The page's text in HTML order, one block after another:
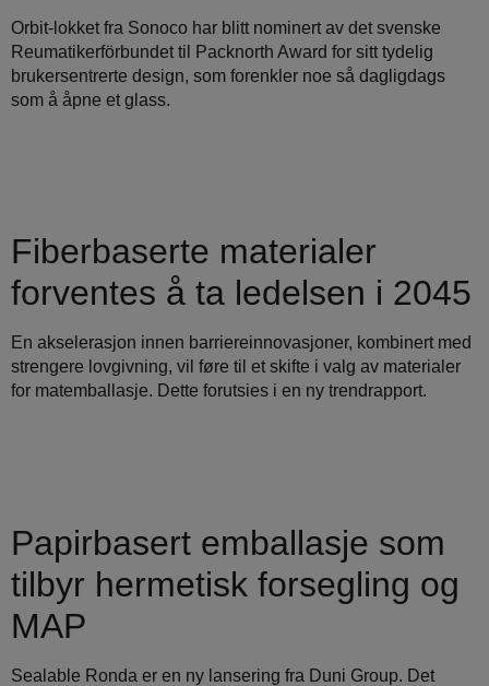
Orbit-lokket fra Sonoco har blitt nominert av det svenske
Reumatikerförbundet til Packnorth Award for sitt tydelig
brukersentrerte design, som forenkler noe så dagligdags
som å åpne et glass.
Fiberbaserte materialer
forventes å ta ledelsen i 2045
En akselerasjon innen barriereinnovasjoner, kombinert med
strengere lovgivning, vil føre til et skifte i valg av materialer
for matemballasje. Dette forutsies i en ny trendrapport.
Papirbasert emballasje som
tilbyr hermetisk forsegling og
MAP
Sealable Ronda er en ny lansering fra Duni Group. Det